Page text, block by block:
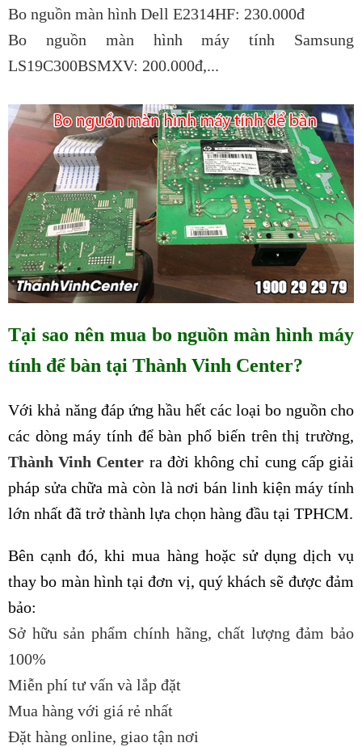
Bo nguồn màn hình Dell E2314HF: 230.000đ
Bo nguồn màn hình máy tính Samsung
LS19C300BSMXV: 200.000đ,...
Tại sao nên mua bo nguồn màn hình máy
tính để bàn tại Thành Vinh Center?
Với khả năng đáp ứng hầu hết các loại bo nguồn cho
các dòng máy tính để bàn phổ biến trên thị trường,
Thành Vinh Center ra đời không chỉ cung cấp giải
pháp sửa chữa mà còn là nơi bán linh kiện máy tính
lớn nhất đã trở thành lựa chọn hàng đầu tại TPHCM.
Bên cạnh đó, khi mua hàng hoặc sử dụng dịch vụ
thay bo màn hình tại đơn vị, quý khách sẽ được đảm
bảo:
Sở hữu sản phẩm chính hãng, chất lượng đảm bảo
100%
Miễn phí tư vấn và lắp đặt
Mua hàng với giá rẻ nhất
Đặt hàng online, giao tận nơi